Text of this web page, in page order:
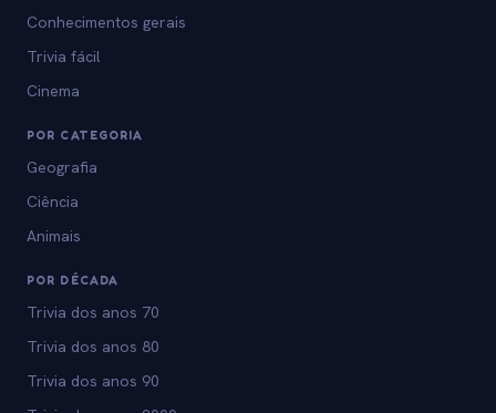
Conhecimentos gerais
Trivia fácil
Cinema
POR CATEGORIA
Geografia
Ciência
Animais
POR DÉCADA
Trivia dos anos 70
Trivia dos anos 80
Trivia dos anos 90